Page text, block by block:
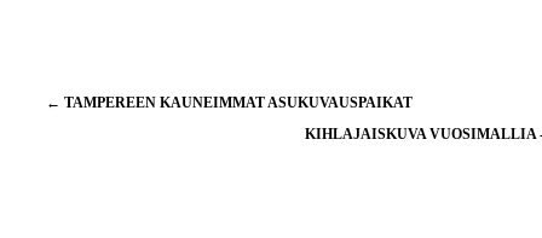
Artikkelien
← TAMPEREEN KAUNEIMMAT ASUKUVAUSPAIKAT
KIHLAJAISKUVA VUOSIMALLIA